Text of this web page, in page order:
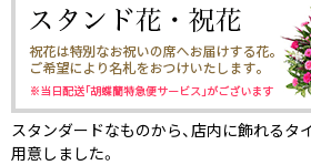
スタンダードなものから、店内に飾れるタ
用意しました。